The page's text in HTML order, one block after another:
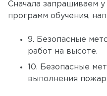
Сначала запрашиваем у
программ обучения,
9. Безопасные
работ на высоте.
10. Безопасные
выполнения